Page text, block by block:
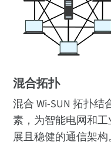
混合拓扑
混合 Wi-SUN 拓扑
素，为智能电网和
展且稳健的通信架